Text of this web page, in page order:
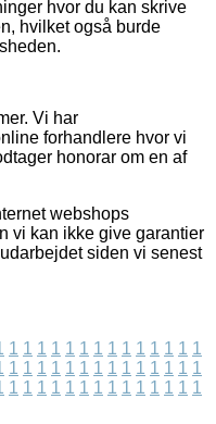
hvor du kan skrive
hvilket også burde
Vi har
forhandlere hvor vi
honorar om en af
webshops
vi kan ikke give garantier
siden vi senest
1 1 1 1 1 1 1 1 1 1 1 1 1 1
1 1 1 1 1 1 1 1 1 1 1 1 1 1
1 1 1 1 1 1 1 1 1 1 1 1 1 1